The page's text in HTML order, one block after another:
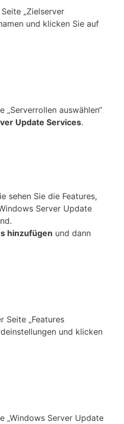
„Zielserver
und klicken Sie auf
„Serverrollen auswählen“
Update Services.
sehen Sie die Features,
Server Update
hinzufügen und dann
Seite „Features
und klicken
„Windows Server Update